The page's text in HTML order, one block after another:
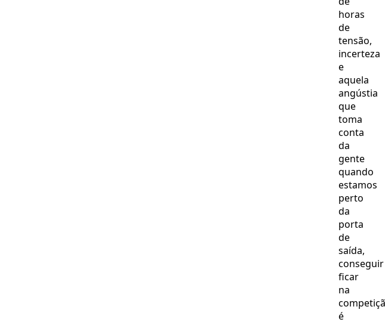
horas
de
tensão,
incerteza
e
aquela
angústia
que
toma
conta
da
gente
quando
estamos
perto
da
porta
de
saída,
conseguir
ficar
na
é